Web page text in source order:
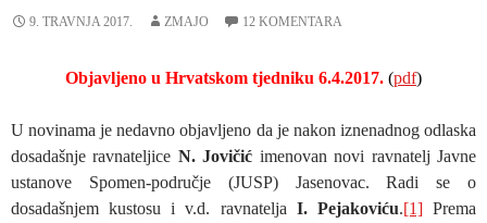
9. TRAVNJA 2017. ZMAJO 12 KOMENTARA
Objavljeno u Hrvatskom tjedniku 6.4.2017. (pdf)
U novinama je nedavno objavljeno da je nakon iznenadnog odlaska
dosadašnje ravnateljice N. Jovičić imenovan novi ravnatelj Javne
ustanove Spomen-područje (JUSP) Jasenovac. Radi se o
dosadašnjem kustosu i v.d. ravnatelja I. Pejakoviću.[1]Prema